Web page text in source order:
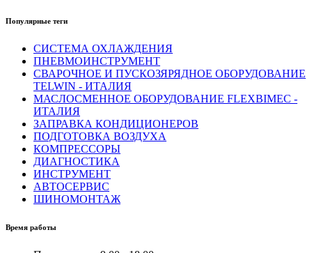
Популярные теги
СИСТЕМА ОХЛАЖДЕНИЯ
ПНЕВМОИНСТРУМЕНТ
СВАРОЧНОЕ И ПУСКОЗЯРЯДНОЕ ОБОРУДОВАНИЕ
TELWIN - ИТАЛИЯ
МАСЛОСМЕННОЕ ОБОРУДОВАНИЕ FLEXBIMEC -
ИТАЛИЯ
ЗАПРАВКА КОНДИЦИОНЕРОВ
ПОДГОТОВКА ВОЗДУХА
КОМПРЕССОРЫ
ДИАГНОСТИКА
ИНСТРУМЕНТ
АВТОСЕРВИС
ШИНОМОНТАЖ
Время работы